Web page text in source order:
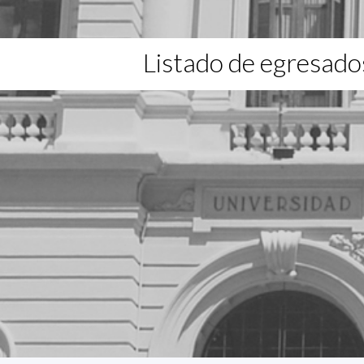
Listado de